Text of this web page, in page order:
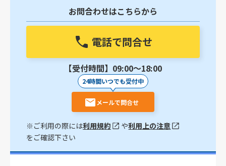
お問合わせはこちらから
電話で問合せ
【受付時間】09:00〜18:00
24時間いつでも受付中
メールで問合せ
※ご利用の際には利用規約 や利用上の注意
をご確認下さい